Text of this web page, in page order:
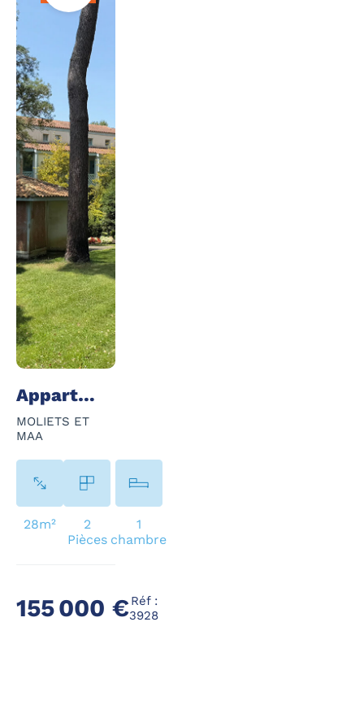
Appartement - 2 Pièce(s) - 28 m²
MOLIETS ET
MAA
28m²
2
Pièces
1
chambre
155 000 € Réf :
3928